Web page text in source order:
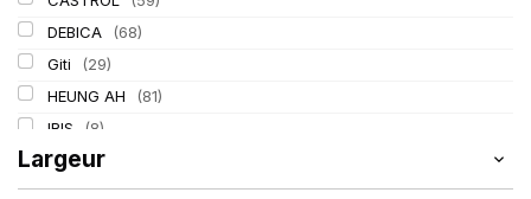
DEBICA
(68)
Giti
(29)
HEUNG AH
(81)
IRIS
(8)
ITALMATIC
KLEBER (116)
Largeur